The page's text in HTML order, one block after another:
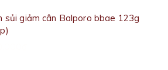
sủi giảm cân Balporo bbae 123g